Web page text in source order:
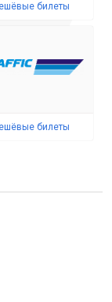
билеты
билеты